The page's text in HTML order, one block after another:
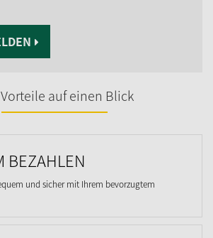
auf einen Blick
BEZAHLEN
und sicher mit Ihrem bevorzugtem